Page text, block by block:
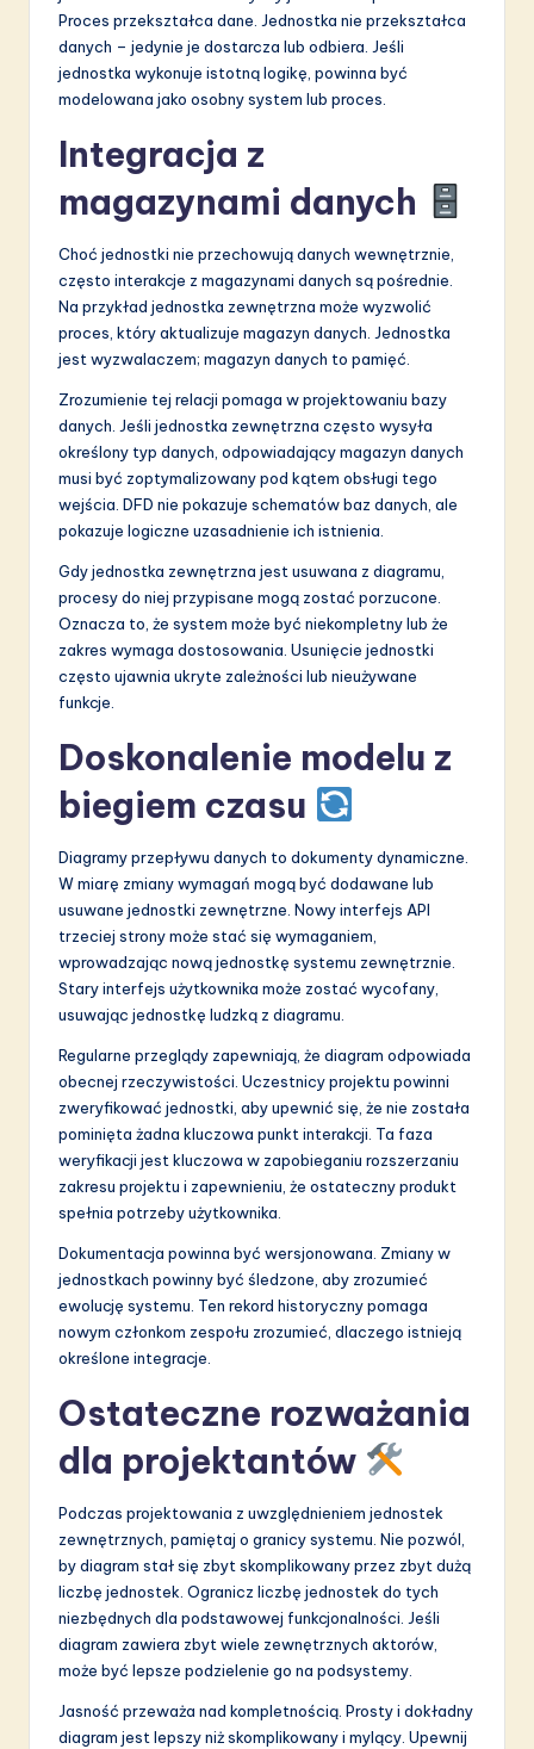
Proces przekształca dane. Jednostka nie przekształca
danych – jedynie je dostarcza lub odbiera. Jeśli
jednostka wykonuje istotną logikę, powinna być
modelowana jako osobny system lub proces.
Integracja z
magazynami danych
Choć jednostki nie przechowują danych wewnętrznie,
często interakcje z magazynami danych są pośrednie.
Na przykład jednostka zewnętrzna może wyzwolić
proces, który aktualizuje magazyn danych. Jednostka
jest wyzwalaczem; magazyn danych to pamięć.
Zrozumienie tej relacji pomaga w projektowaniu bazy
danych. Jeśli jednostka zewnętrzna często wysyła
określony typ danych, odpowiadający magazyn danych
musi być zoptymalizowany pod kątem obsługi tego
wejścia. DFD nie pokazuje schematów baz danych, ale
pokazuje logiczne uzasadnienie ich istnienia.
Gdy jednostka zewnętrzna jest usuwana z diagramu,
procesy do niej przypisane mogą zostać porzucone.
Oznacza to, że system może być niekompletny lub że
zakres wymaga dostosowania. Usunięcie jednostki
często ujawnia ukryte zależności lub nieużywane
funkcje.
Doskonalenie modelu z
biegiem czasu
Diagramy przepływu danych to dokumenty dynamiczne.
W miarę zmiany wymagań mogą być dodawane lub
usuwane jednostki zewnętrzne. Nowy interfejs API
trzeciej strony może stać się wymaganiem,
wprowadzając nową jednostkę systemu zewnętrznie.
Stary interfejs użytkownika może zostać wycofany,
usuwając jednostkę ludzką z diagramu.
Regularne przeglądy zapewniają, że diagram odpowiada
obecnej rzeczywistości. Uczestnicy projektu powinni
zweryfikować jednostki, aby upewnić się, że nie została
pominięta żadna kluczowa punkt interakcji. Ta faza
weryfikacji jest kluczowa w zapobieganiu rozszerzaniu
zakresu projektu i zapewnieniu, że ostateczny produkt
spełnia potrzeby użytkownika.
Dokumentacja powinna być wersjonowana. Zmiany w
jednostkach powinny być śledzone, aby zrozumieć
ewolucję systemu. Ten rekord historyczny pomaga
nowym członkom zespołu zrozumieć, dlaczego istnieją
określone integracje.
Ostateczne rozważania
dla projektantów
Podczas projektowania z uwzględnieniem jednostek
zewnętrznych, pamiętaj o granicy systemu. Nie pozwól,
by diagram stał się zbyt skomplikowany przez zbyt dużą
liczbę jednostek. Ogranicz liczbę jednostek do tych
niezbędnych dla podstawowej funkcjonalności. Jeśli
diagram zawiera zbyt wiele zewnętrznych aktorów,
może być lepsze podzielenie go na podsystemy.
Jasność przeważa nad kompletnością. Prosty i dokładny
diagram jest lepszy niż skomplikowany i mylący. Upewnij